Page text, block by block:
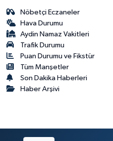
Nöbetçi Eczaneler
Hava Durumu
Aydin Namaz Vakitleri
Trafik Durumu
Puan Durumu ve Fikstür
Tüm Manşetler
Son Dakika Haberleri
Haber Arşivi